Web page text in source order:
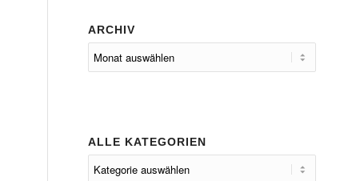
ARCHIV
ALLE KATEGORIEN